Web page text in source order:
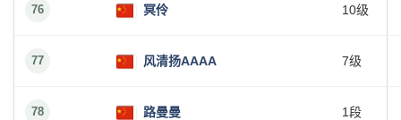
76 冥伶 10级
77 风清扬AAAA 7级
78 路曼曼 1段